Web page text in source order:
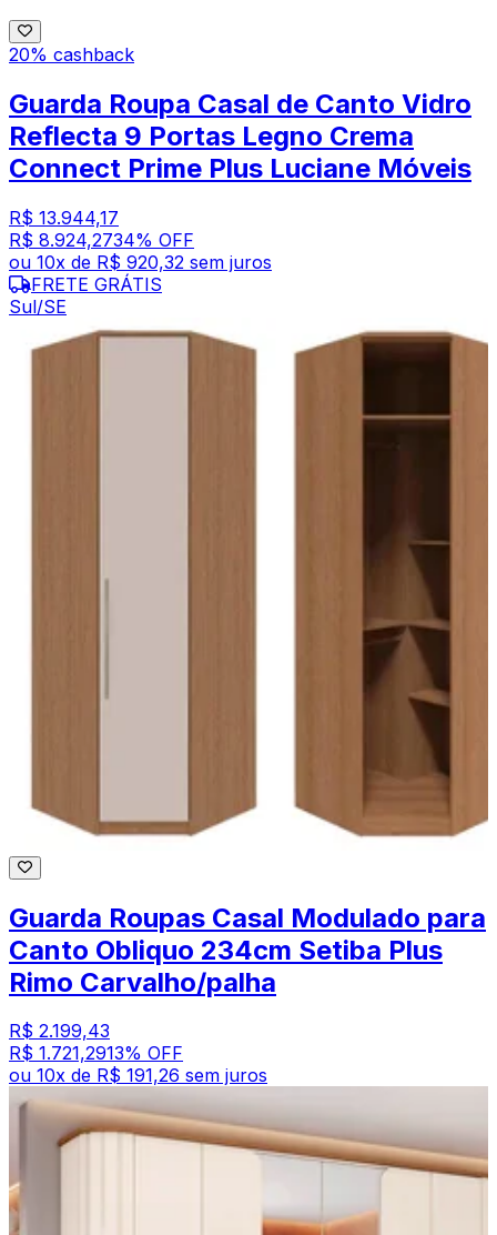
20% cashback
Guarda Roupa Casal de Canto Vidro
Reflecta 9 Portas Legno Crema
Connect Prime Plus Luciane Móveis
R$ 13.944,17
R$ 8.924,2734% OFF
ou 10x de R$ 920,32 sem juros
FRETE GRÁTIS
Sul/SE
Guarda Roupas Casal Modulado para
Canto Obliquo 234cm Setiba Plus
Rimo Carvalho/palha
R$ 2.199,43
R$ 1.721,2913% OFF
ou 10x de R$ 191,26 sem juros